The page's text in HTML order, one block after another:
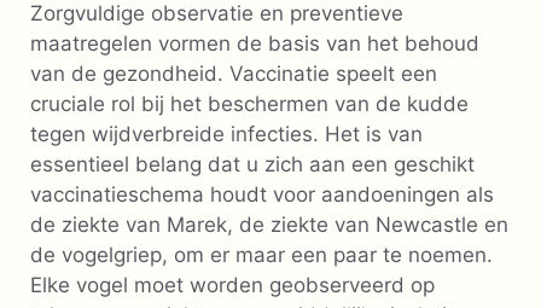
Zorgvuldige observatie en preventieve
maatregelen vormen de basis van het behoud
van de gezondheid. Vaccinatie speelt een
cruciale rol bij het beschermen van de kudde
tegen wijdverbreide infecties. Het is van
essentieel belang dat u zich aan een geschikt
vaccinatieschema houdt voor aandoeningen als
de ziekte van Marek, de ziekte van Newcastle en
de vogelgriep, om er maar een paar te noemen.
Elke vogel moet worden geobserveerd op